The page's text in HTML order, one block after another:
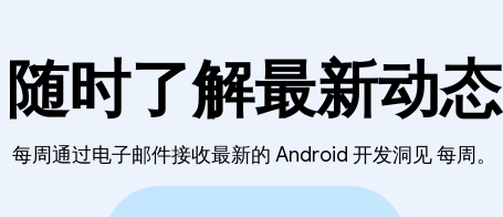
随时了解最新动态
每周通过电子邮件接收最新的 Android 开发洞见 每周。